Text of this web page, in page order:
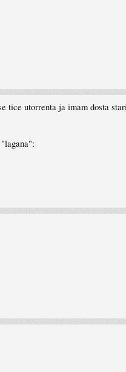
tice utorrenta ja imam dosta